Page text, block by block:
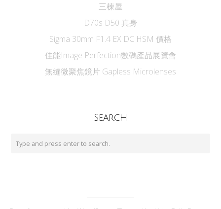
三楝屋
D70s D50 真身
Sigma 30mm F1.4 EX DC HSM 價格
佳能Image Perfection數碼產品展覽會
無縫微聚焦鏡片 Gapless Microlenses
Search